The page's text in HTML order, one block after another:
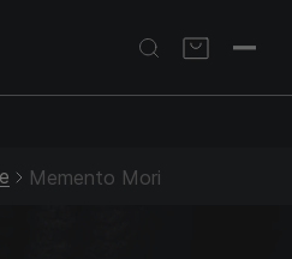
Memento Mori
–30% | Do 31.08